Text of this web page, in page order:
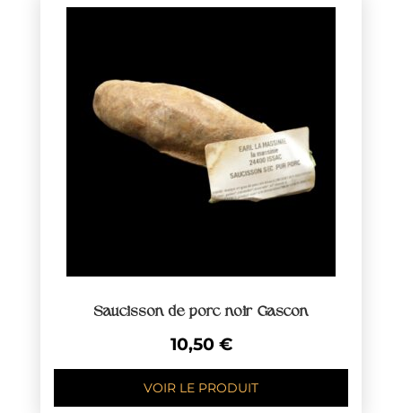
Saucisson de porc noir Gascon
10,50 €
VOIR LE PRODUIT